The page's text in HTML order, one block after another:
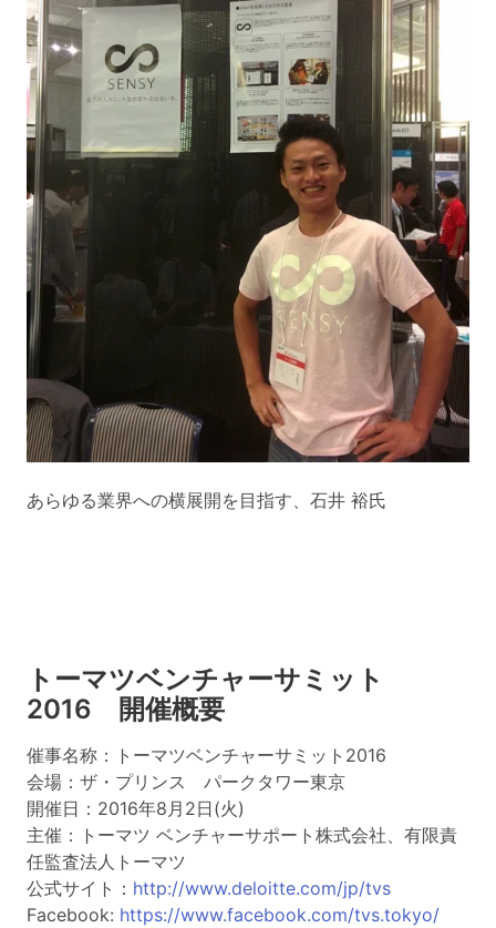
あらゆる業界への横展開を目指す、石井 裕氏
トーマツベンチャーサミット
2016 開催概要
催事名称：トーマツベンチャーサミット2016
会場：ザ・プリンス パークタワー東京
開催日：2016年8月2日(火)
主催：トーマツ ベンチャーサポート株式会社、有限責
任監査法人トーマツ
公式サイト： http://www.deloitte.com/jp/tvs
Facebook: https://www.facebook.com/tvs.tokyo/